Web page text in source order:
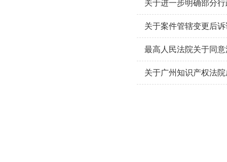
关于进一步明确部分
关于案件管辖变更后
最高人民法院关于同
关于广州知识产权法